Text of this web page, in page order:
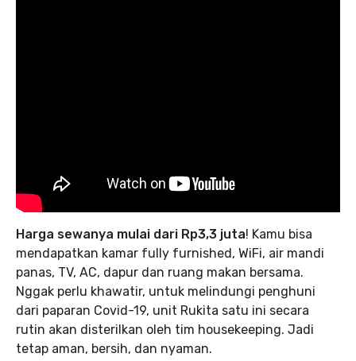
Harga sewanya mulai dari Rp3,3 juta! Kamu bisa
mendapatkan kamar fully furnished, WiFi, air mandi
panas, TV, AC, dapur dan ruang makan bersama.
Nggak perlu khawatir, untuk melindungi penghuni
dari paparan Covid-19, unit Rukita satu ini secara
rutin akan disterilkan oleh tim housekeeping. Jadi
tetap aman, bersih, dan nyaman.